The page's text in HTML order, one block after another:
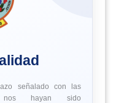
señalado con las
nos hayan sido